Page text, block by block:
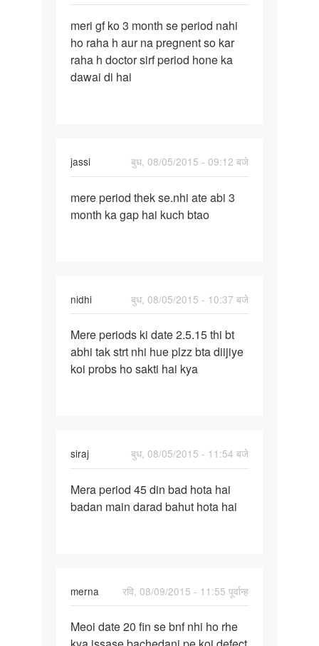
meri
gf
ko
3
meri gf ko 3 month se period nahi
ho raha h aur na pregnent so kar
raha h doctor sirf period hone ka
dawai di hai
jassi
बुध, 08/05/2015 - 09:12 बजे
mere
period
mere period thek se.nhi ate abi 3
month ka gap hai kuch btao
nidhi
बुध, 08/05/2015 - 10:37 बजे
Mere
periods
ki
Mere periods ki date 2.5.15 thi bt
abhi tak strt nhi hue plzz bta diijiye
koi probs ho sakti hai kya
siraj
बुध, 08/05/2015 - 11:54 बजे
Mera
period
Mera period 45 din bad hota hai
badan main darad bahut hota hai
merna
रवि, 08/09/2015 - 11:55 पूर्वान्ह
Meoi
date
Meoi date 20 fin se bnf nhi ho rhe